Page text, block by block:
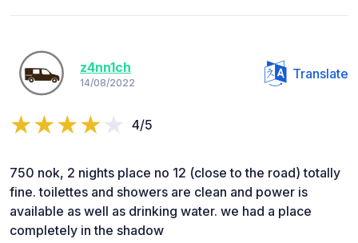
z4nn1ch
14/08/2022
Translate
4/5
750 nok, 2 nights place no 12 (close to the road) totally
fine. toilettes and showers are clean and power is
available as well as drinking water. we had a place
completely in the shadow